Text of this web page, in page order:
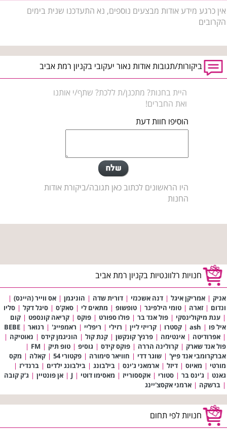
אין כרגע מידע אודות מבצעים נוספים, נא התעדכנו שנית בימים
הקרובים
ביקורות/תגובות אודות נאור יעקובי בקניון רמת אביב
היית בחנות? מתכנן/ת ללכת? שתף/י אותנו
ואת החברים!
הוסיפו חוות דעת
היו הראשונים לכתוב כאן תגובה/ביקורת אודות
החנות
חנויות רלוונטיות בקניון רמת אביב
אניק | אמריקן איגל | דנה אשכנזי | דורית שדה | הוניגמן | אס ווייר (היינס) |
ונדום | זארה | טומי הילפיגר | טופשופ | מתאים לי | סאק'ס | סיגל דקל | סליו
| ענת מיקולינסקי | פול אנד בר | פולו ספורט | פוקס | קריאה קונספט | קום
איל פו |
ash
| קסטרו | קרייזי ליין | רזילי | ריפליי | ראמפייג' | רנואר |
BEBE
| אפרודיטה | אינטימה | פרנץ' קונקשן | קנת קול | הוניגמן קידס | נאוטיקה |
פול אנד שארק | קרולינה הררה | פוקס קידס | גוסיפ | טופ תיק |
FM
|
אברקרומבי אנד פיץ' | שוגר דדי | חוויאר סימורה | פקטורי 54 | קאלה | מקס
מורטי | מאיוס | דיזל | ארמאני ג'ינס | בילבונג | בילבונג ילדים | ברנדי'ז |
גאנט | ג'ינס בר | סטורי | אקססורייז | מאסימו דוטי |
J
| אן פונטיין | ג'ק קובה
| ברשקה | ארמני אקסצ'יינג
חנויות לפי תחום